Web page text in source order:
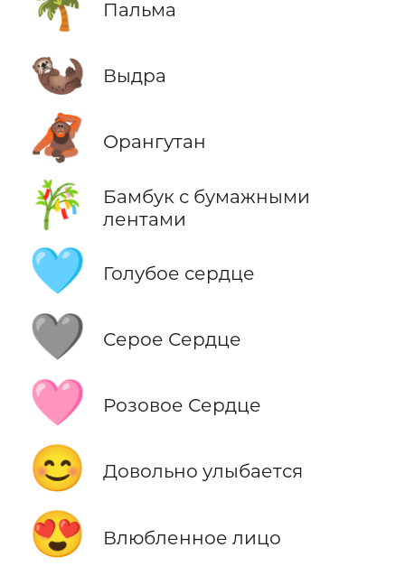
Пальма
🦦 Выдра
🦧 Орангутан
🎋
Бамбук с бумажными
лентами
🩵 Голубое сердце
🩶 Серое Сердце
🩷 Розовое Сердце
😊 Довольно улыбается
😍 Влюбленное лицо